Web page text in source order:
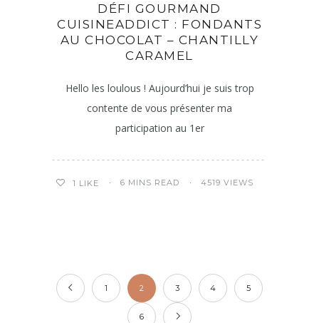
DÉFI GOURMAND
CUISINEADDICT : FONDANTS
AU CHOCOLAT – CHANTILLY
CARAMEL
Hello les loulous ! Aujourd’hui je suis trop
contente de vous présenter ma
participation au 1er
1 LIKE 6 MINS READ 4519 VIEWS
1 2 3 4 5
6